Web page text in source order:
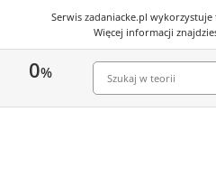
Serwis zadaniacke.pl wykorzystuje
Więcej informacji
0%